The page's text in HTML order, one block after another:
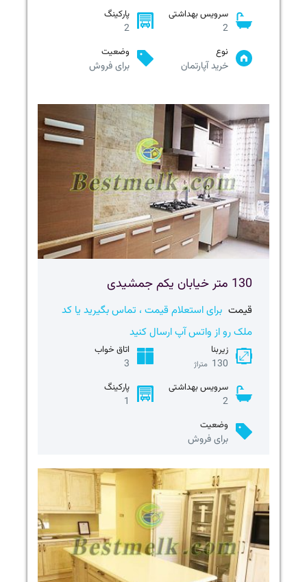
سرویس بهداشتی
2
پارکینگ
2
نوع
خرید آپارتمان
وضعیت
برای فروش
130 متر خیابان یکم جمشیدی
قیمت برای استعلام قیمت ، تماس بگیرید یا کد
ملک رو از واتس آپ ارسال کنید
زیربنا
130 متراژ
اتاق خواب
3
سرویس بهداشتی
2
پارکینگ
1
وضعیت
برای فروش